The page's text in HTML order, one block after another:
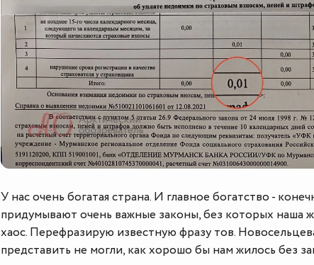
У нас очень богатая страна. И главное богатство -
придумывают очень важные законы, без которых наша
хаос. Перефразирую известную фразу тов.
представить не могли, как хорошо бы нам жилось без